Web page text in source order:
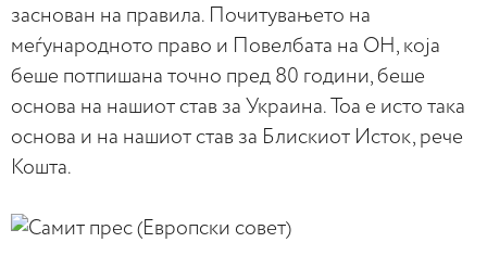
заснован на правила. Почитувањето на
меѓународното право и Повелбата на ОН, која
беше потпишана точно пред 80 години, беше
основа на нашиот став за Украина. Тоа е исто така
основа и на нашиот став за Блискиот Исток, рече
Кошта.